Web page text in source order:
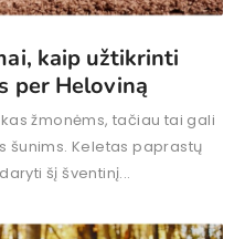
kaip užtikrinti
per Heloviną
žmonėms, tačiau tai gali
šunims. Keletas paprastų
šį šventinį...